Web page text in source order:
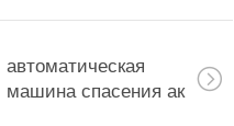
автоматическая
машина спасения ак